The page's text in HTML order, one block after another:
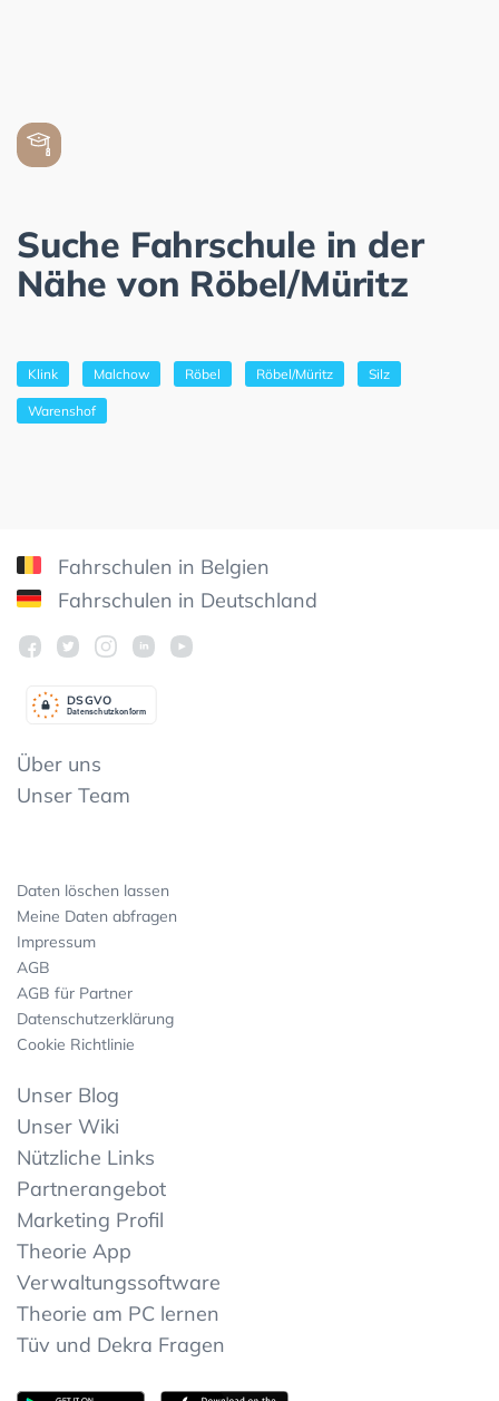
Suche Fahrschule in der
Nähe von Röbel/Müritz
Klink Malchow Röbel Röbel/Müritz Silz
Warenshof
Fahrschulen in Belgien
Fahrschulen in Deutschland
Datenschutzkonform
DSGVO
Über uns
Unser Team
Daten löschen lassen
Meine Daten abfragen
Impressum
AGB
AGB für Partner
Datenschutzerklärung
Cookie Richtlinie
Unser Blog
Unser Wiki
Nützliche Links
Partnerangebot
Marketing Profil
Theorie App
Verwaltungssoftware
Theorie am PC lernen
Tüv und Dekra Fragen